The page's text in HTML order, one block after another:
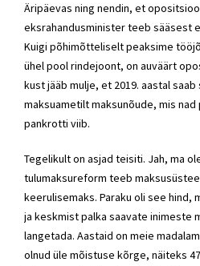
Äripäevas ning nendin, et
eksrahandusminister teeb sääsest
Kuigi põhimõtteliselt peaksime
ühel pool rindejoont, on auväärt
kust jääb mulje, et 2019. aastal saab
maksuametilt maksunõude, mis nad
pankrotti viib.
Tegelikult on asjad teisiti. Jah, ma
tulumaksureform teeb
keerulisemaks. Paraku oli see hind,
ja keskmist palka saavate inimeste
langetada. Aastaid on meie
olnud üle mõistuse kõrge, näiteks